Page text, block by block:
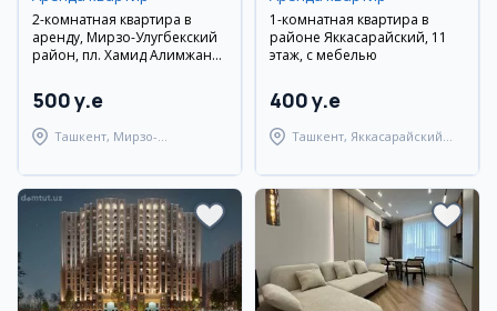
2-комнатная квартира в
аренду, Мирзо-Улугбекский
район, пл. Хамид Алимжана,
500 y.e
Ташкент, Мирзо-
1-комнатная квартира в
районе Яккасарайский, 11
этаж, с мебелью
400 y.e
Ташкент, Яккасарайский